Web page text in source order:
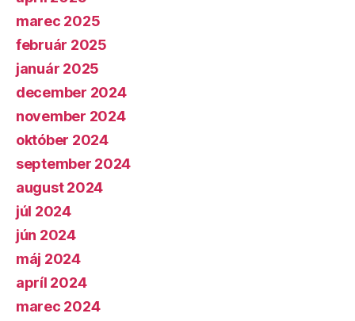
marec 2025
február 2025
január 2025
december 2024
november 2024
október 2024
september 2024
august 2024
júl 2024
jún 2024
máj 2024
apríl 2024
marec 2024